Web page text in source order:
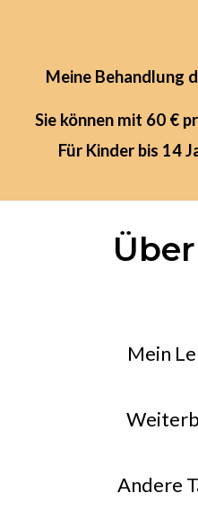
Meine Behandlung
Sie können mit 60 €
Für Kinder bis 14
Mein
geboren 1958 in
1980・staatlich
1991・Andere